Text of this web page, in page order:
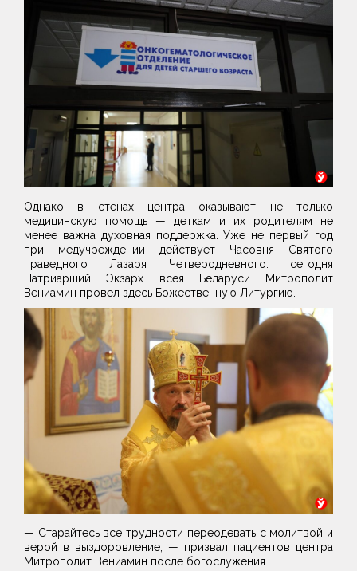
Однако в стенах центра оказывают не только
медицинскую помощь — деткам и их родителям не
менее важна духовная поддержка. Уже не первый год
при медучреждении действует Часовня Святого
праведного Лазаря Четверодневного: сегодня
Патриарший Экзарх всея Беларуси Митрополит
Вениамин провел здесь Божественную Литургию.
— Старайтесь все трудности переодевать с молитвой и
верой в выздоровление, — призвал пациентов центра
Митрополит Вениамин после богослужения.